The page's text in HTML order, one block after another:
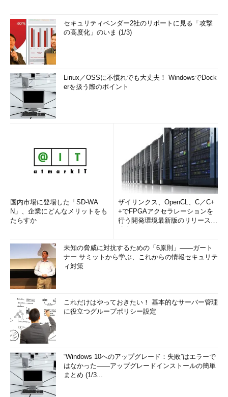
セキュリティベンダー2社のリポートに見る「攻撃
の高度化」のいま (1/3)
Linux／OSSに不慣れでも大丈夫！ WindowsでDock
erを扱う際のポイント
国内市場に登場した「SD-WA
N」、企業にどんなメリットをも
たらすか
ザイリンクス、OpenCL、C／C+
+でFPGAアクセラレーションを
行う開発環境最新版のリリースを
発表
未知の脅威に対抗するための「6原則」――ガート
ナー サミットから学ぶ、これからの情報セキュリテ
ィ対策
これだけはやっておきたい！ 基本的なサーバー管理
に役立つグループポリシー設定
“Windows 10へのアップグレード：失敗”はエラーで
はなかった――アップグレードインストールの簡単
まとめ (1/3...